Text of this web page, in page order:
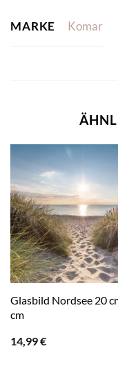
MARKE Komar
Glasbild Nordsee 20
cm
14,99€